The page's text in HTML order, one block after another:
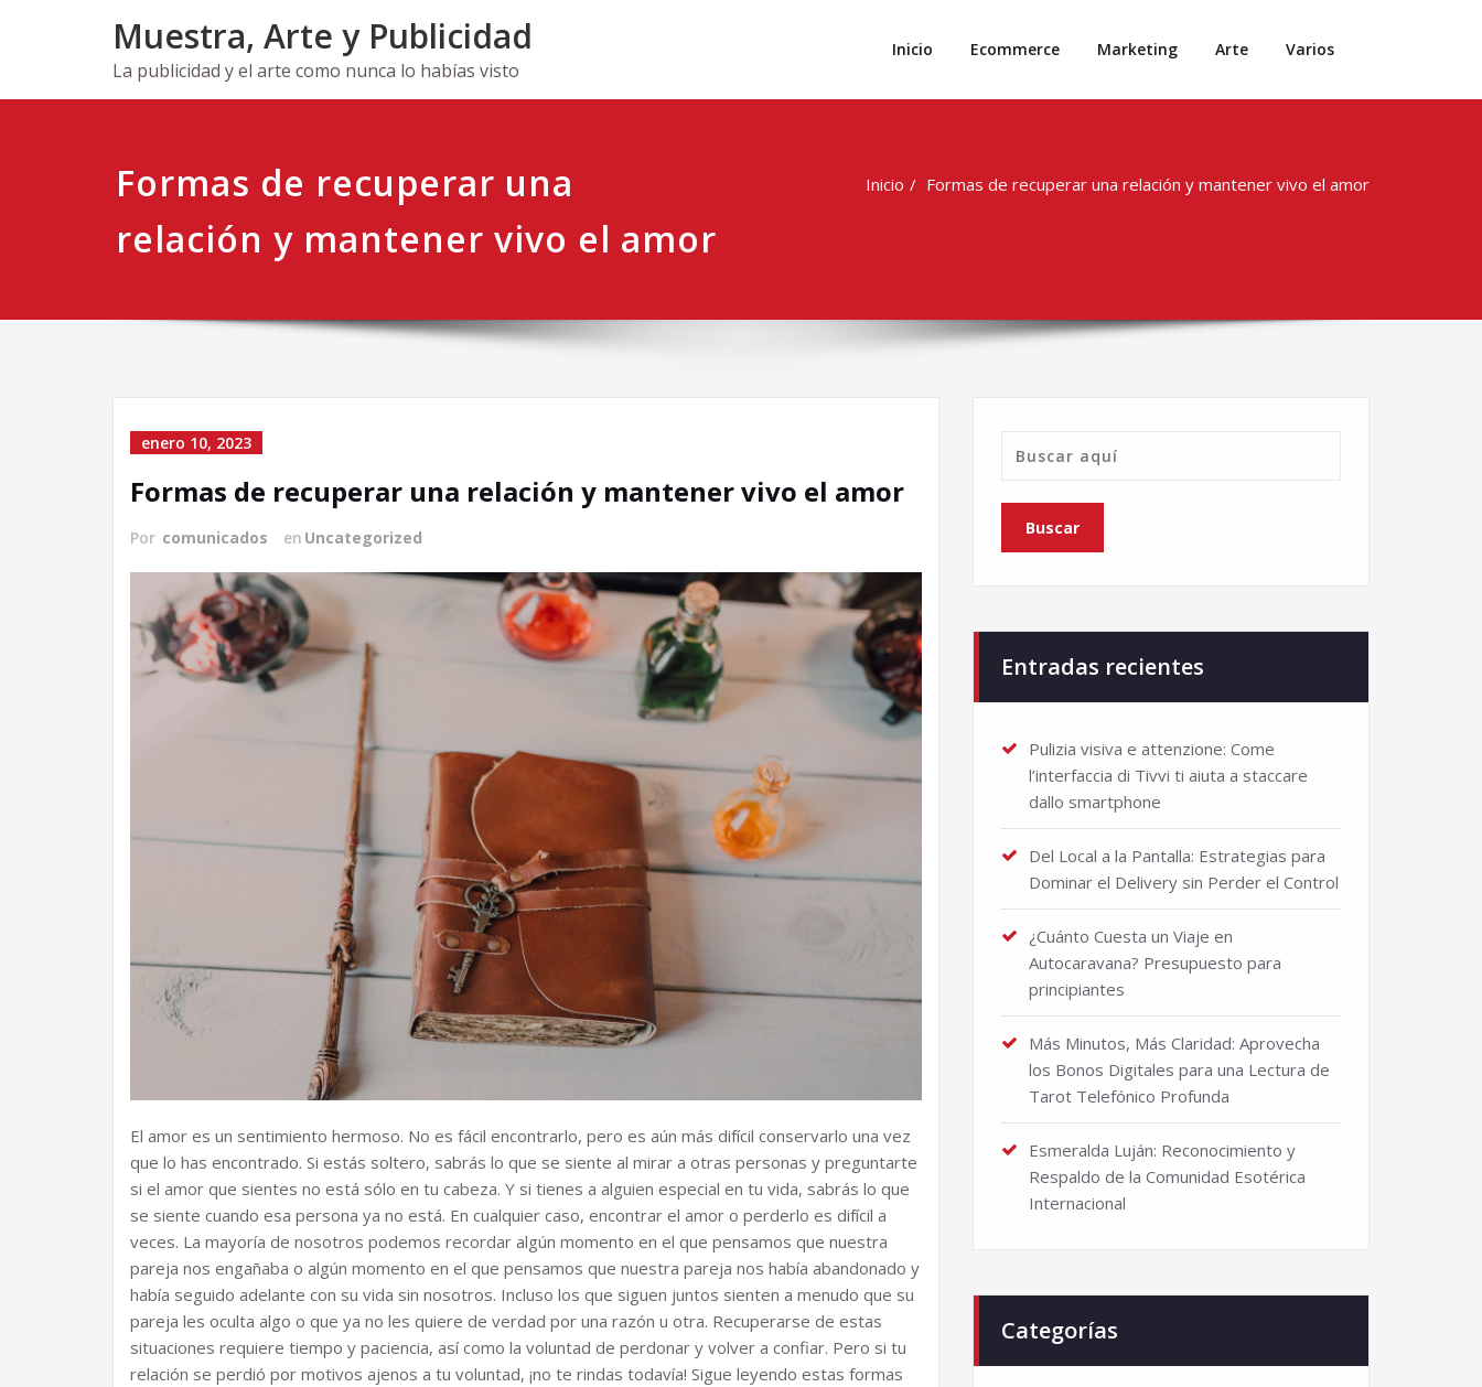
Muestra, Arte y Publicidad
La publicidad y el arte como nunca lo habías visto
Inicio Ecommerce Marketing Arte Varios
Formas de recuperar una
relación y mantener vivo el amor
Inicio Formas de recuperar una relación y mantener vivo el amor
enero 10, 2023
Formas de recuperar una relación y mantener vivo el amor
Por comunicados en Uncategorized
El amor es un sentimiento hermoso. No es fácil encontrarlo, pero es aún más difícil conservarlo una vez
que lo has encontrado. Si estás soltero, sabrás lo que se siente al mirar a otras personas y preguntarte
si el amor que sientes no está sólo en tu cabeza. Y si tienes a alguien especial en tu vida, sabrás lo que
se siente cuando esa persona ya no está. En cualquier caso, encontrar el amor o perderlo es difícil a
veces. La mayoría de nosotros podemos recordar algún momento en el que pensamos que nuestra
pareja nos engañaba o algún momento en el que pensamos que nuestra pareja nos había abandonado y
había seguido adelante con su vida sin nosotros. Incluso los que siguen juntos sienten a menudo que su
pareja les oculta algo o que ya no les quiere de verdad por una razón u otra. Recuperarse de estas
situaciones requiere tiempo y paciencia, así como la voluntad de perdonar y volver a confiar. Pero si tu
relación se perdió por motivos ajenos a tu voluntad, ¡no te rindas todavía! Sigue leyendo estas formas
Entradas recientes
Pulizia visiva e attenzione: Come
l’interfaccia di Tivvi ti aiuta a staccare
dallo smartphone
Del Local a la Pantalla: Estrategias para
Dominar el Delivery sin Perder el Control
¿Cuánto Cuesta un Viaje en
Autocaravana? Presupuesto para
principiantes
Más Minutos, Más Claridad: Aprovecha
los Bonos Digitales para una Lectura de
Tarot Telefónico Profunda
Esmeralda Luján: Reconocimiento y
Respaldo de la Comunidad Esotérica
Internacional
Categorías